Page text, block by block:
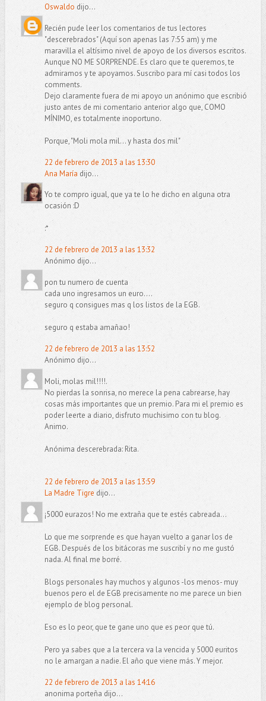
Oswaldo dijo...
Recién pude leer los comentarios de tus lectores
"descerebrados" (Aquí son apenas las 7:55 am) y me
maravilla el altísimo nivel de apoyo de los diversos escritos.
Aunque NO ME SORPRENDE. Es claro que te queremos, te
admiramos y te apoyamos. Suscribo para mí casi todos los
comments.
Dejo claramente fuera de mi apoyo un anónimo que escribió
justo antes de mi comentario anterior algo que, COMO
MÍNIMO, es totalmente inoportuno.
Porque, "Moli mola mil... y hasta dos mil"
22 de febrero de 2013 a las 13:30
Ana María dijo...
Yo te compro igual, que ya te lo he dicho en alguna otra
ocasión :D
:*
22 de febrero de 2013 a las 13:32
Anónimo dijo...
pon tu numero de cuenta
cada uno ingresamos un euro....
seguro q consigues mas q los listos de la EGB.
seguro q estaba amañao!
22 de febrero de 2013 a las 13:52
Anónimo dijo...
Moli, molas mil!!!!.
No pierdas la sonrisa, no merece la pena cabrearse, hay
cosas más importantes que un premio. Para mi el premio es
poder leerte a diario, disfruto muchisimo con tu blog.
Animo.
Anónima descerebrada: Rita.
22 de febrero de 2013 a las 13:59
La Madre Tigre dijo...
¡5000 eurazos! No me extraña que te estés cabreada...
Lo que me sorprende es que hayan vuelto a ganar los de
EGB. Después de los bitácoras me suscribí y no me gustó
nada. Al final me borré.
Blogs personales hay muchos y algunos -los menos- muy
buenos pero el de EGB precisamente no me parece un bien
ejemplo de blog personal.
Eso es lo peor, que te gane uno que es peor que tú.
Pero ya sabes que a la tercera va la vencida y 5000 euritos
no le amargan a nadie. El año que viene más. Y mejor.
22 de febrero de 2013 a las 14:16
anonima porteña dijo...